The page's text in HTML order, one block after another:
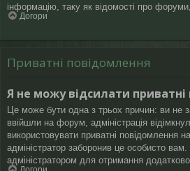
інформацію, таку як відомості про
Догори
Приватні повідомлення
Я не можу відсилати
Це може бути одна з трьох причин: ви не
ввійшли на форум, адміністрація
використовувати приватні повідомлення
адміністратор заборонив це особисто вам.
адміністратором для отримання